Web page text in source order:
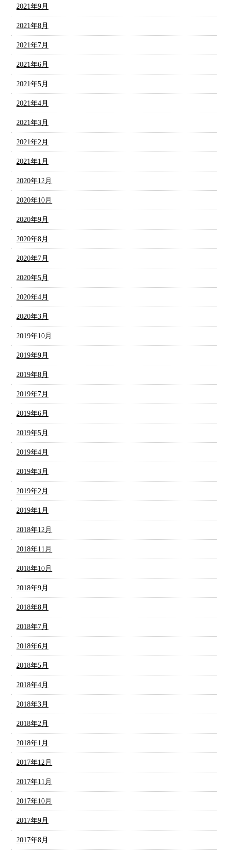
2021年9月
2021年8月
2021年7月
2021年6月
2021年5月
2021年4月
2021年3月
2021年2月
2021年1月
2020年12月
2020年10月
2020年9月
2020年8月
2020年7月
2020年5月
2020年4月
2020年3月
2019年10月
2019年9月
2019年8月
2019年7月
2019年6月
2019年5月
2019年4月
2019年3月
2019年2月
2019年1月
2018年12月
2018年11月
2018年10月
2018年9月
2018年8月
2018年7月
2018年6月
2018年5月
2018年4月
2018年3月
2018年2月
2018年1月
2017年12月
2017年11月
2017年10月
2017年9月
2017年8月